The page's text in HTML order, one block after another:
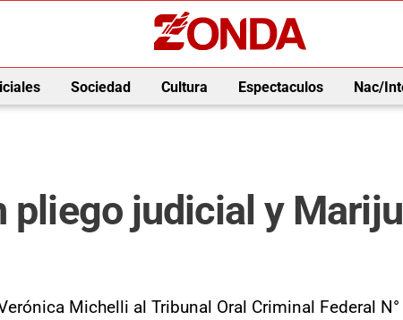
Sociedad Cultura Espectaculos Nac/
pliego judicial y
Michelli al Tribunal Oral Criminal Federal